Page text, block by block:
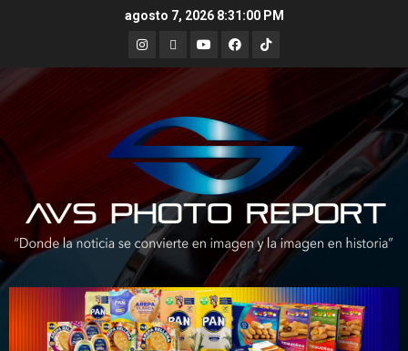
agosto 7, 2026 8:31:02 PM
Instagram
X YoutubeFacebook
TikTok